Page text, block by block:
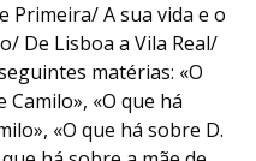
Primeira/ A sua vida e o
De Lisboa a Vila Real/
matérias: «O
«O que há
«O que há sobre D.